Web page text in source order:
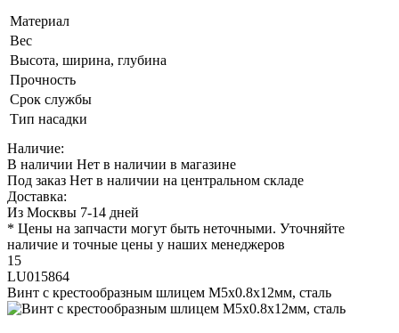
Материал
Вес
Высота, ширина, глубина
Прочность
Срок службы
Тип насадки
Наличие:
В наличии Нет в наличии в магазине
Под заказ Нет в наличии на центральном складе
Доставка:
Из Москвы 7-14 дней
* Цены на запчасти могут быть неточными. Уточняйте
наличие и точные цены у наших менеджеров
15
LU015864
Винт с крестообразным шлицем M5х0.8х12мм, сталь